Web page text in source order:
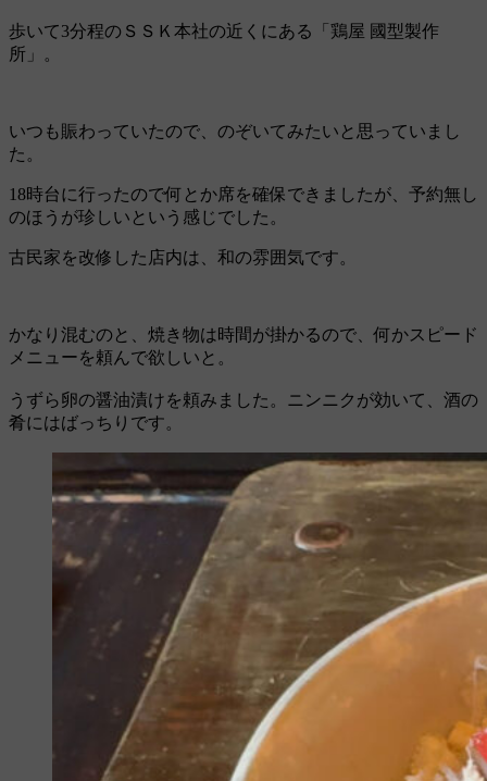
歩いて3分程のＳＳＫ本社の近くにある「鶏屋 國型製作
所」。
いつも賑わっていたので、のぞいてみたいと思っていまし
た。
18時台に行ったので何とか席を確保できましたが、予約無し
のほうが珍しいという感じでした。
古民家を改修した店内は、和の雰囲気です。
かなり混むのと、焼き物は時間が掛かるので、何かスピード
メニューを頼んで欲しいと。
うずら卵の醤油漬けを頼みました。ニンニクが効いて、酒の
肴にはばっちりです。